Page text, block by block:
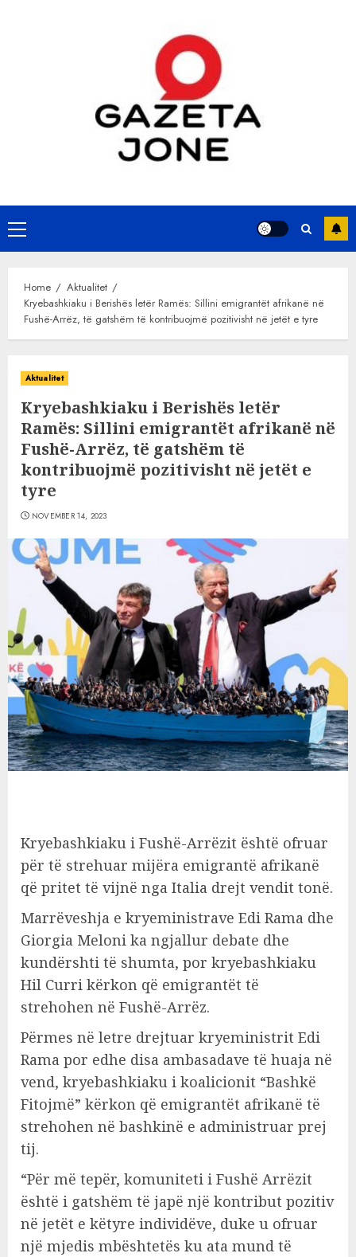
Primary
Menu
Home
Aktualitet
Kryebashkiaku i Berishës letër Ramës: Sillini emigrantët afrikanë në
Fushë-Arrëz, të gatshëm të kontribuojmë pozitivisht në jetët e tyre
Aktualitet
Kryebashkiaku i Berishës letër
Ramës: Sillini emigrantët afrikanë në
Fushë-Arrëz, të gatshëm të
kontribuojmë pozitivisht në jetët e
tyre
NOVEMBER 14, 2023
Kryebashkiaku i Fushë-Arrëzit është ofruar
për të strehuar mijëra emigrantë afrikanë
që pritet të vijnë nga Italia drejt vendit tonë.
Marrëveshja e kryeministrave Edi Rama dhe
Giorgia Meloni ka ngjallur debate dhe
kundërshti të shumta, por kryebashkiaku
Hil Curri kërkon që emigrantët të
strehohen në Fushë-Arrëz.
Përmes në letre drejtuar kryeministrit Edi
Rama por edhe disa ambasadave të huaja në
vend, kryebashkiaku i koalicionit “Bashkë
Fitojmë” kërkon që emigrantët afrikanë të
strehohen në bashkinë e administruar prej
tij.
“Për më tepër, komuniteti i Fushë Arrëzit
është i gatshëm të japë një kontribut pozitiv
në jetët e këtyre individëve, duke u ofruar
një mjedis mbështetës ku ata mund të